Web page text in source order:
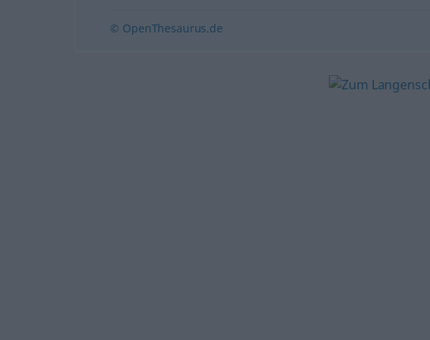
© OpenThesaurus.de